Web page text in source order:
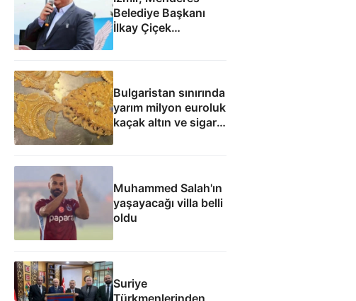
Belediye Başkanı
İlkay Çiçek
Bulgaristan sınırında
yarım milyon euroluk
kaçak altın ve sigara
yakalandı
Muhammed Salah'ın
yaşayacağı villa belli
oldu
Suriye